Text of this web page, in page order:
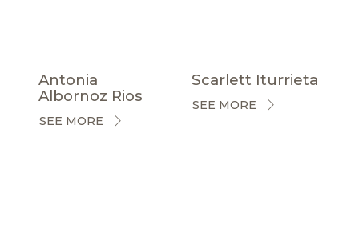
Antonia
Albornoz Rios
SEE MORE
Scarlett Iturrieta
SEE MORE